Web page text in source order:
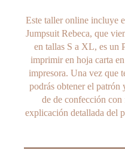
Este taller online incluye
Jumpsuit Rebeca, que
en tallas S a XL, es un
imprimir en hoja carta
impresora. Una vez que
podrás obtener el patrón
de de confección con
explicación detallada del